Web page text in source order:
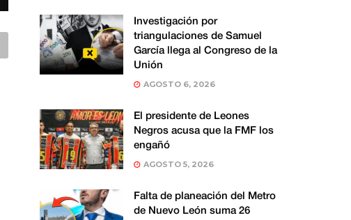
Investigación por
triangulaciones de Samuel
García llega al Congreso de la
Unión
AGOSTO 6, 2026
El presidente de Leones
Negros acusa que la FMF los
engañó
AGOSTO 5, 2026
Falta de planeación del Metro
de Nuevo León suma 26